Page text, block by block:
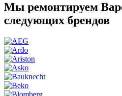
Мы ремонтируем
следующих брендов